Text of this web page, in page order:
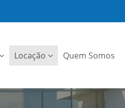
Locação Quem Somos